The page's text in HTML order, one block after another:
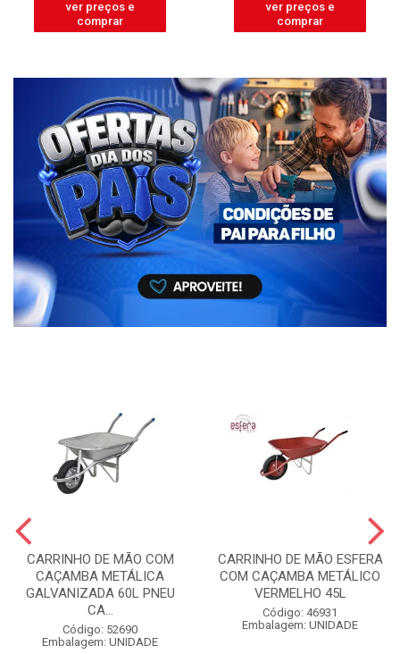
ver preços e
comprar
ver preços e
comprar
CARRINHO DE MÃO COM
CAÇAMBA METÁLICA
GALVANIZADA 60L PNEU
CA...
Código: 52690
Embalagem: UNIDADE
CARRINHO DE MÃO ESFERA
COM CAÇAMBA METÁLICO
VERMELHO 45L
Código: 46931
Embalagem: UNIDADE